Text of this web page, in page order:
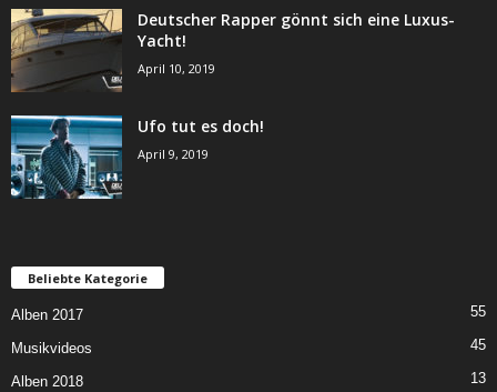
Deutscher Rapper gönnt sich eine Luxus-
Yacht!
April 10, 2019
Ufo tut es doch!
April 9, 2019
Beliebte Kategorie
Alben 2017 55
Musikvideos 45
Alben 2018 13